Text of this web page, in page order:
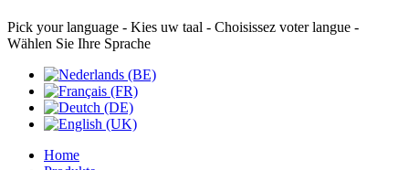
Pick your language - Kies uw taal - Choisissez voter langue -
Wählen Sie Ihre Sprache
Home